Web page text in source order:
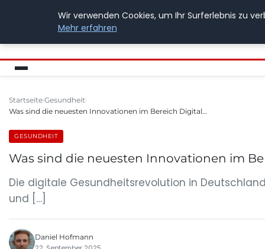
BUSSICHARLY
Startseite Gesundheit
Was sind die neuesten Innovationen im Bereich Digital…
GESUNDHEIT
Was sind die neuesten Innovationen im
Die digitale Gesundheitsrevolution in
und […]
Daniel Hofmann
Wir verwenden Cookies, um Ihr Surferlebnis zu
Mehr erfahren